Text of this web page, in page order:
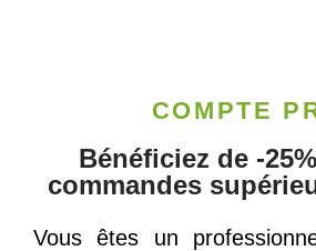
COMPTE
Bénéficiez de -
commandes
Vous êtes un